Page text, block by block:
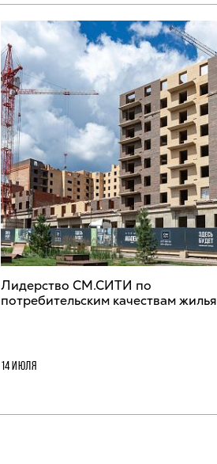
Лидерство СМ.СИТИ по
потребительским качествам жилья
14 ИЮЛЯ